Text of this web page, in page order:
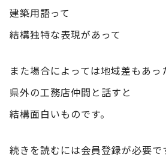
建築用語って
結構独特な表現があって
また場合によっては地域差もあっ
県外の工務店仲間と話すと
結構面白いものです。
続きを読むには会員登録が必要で